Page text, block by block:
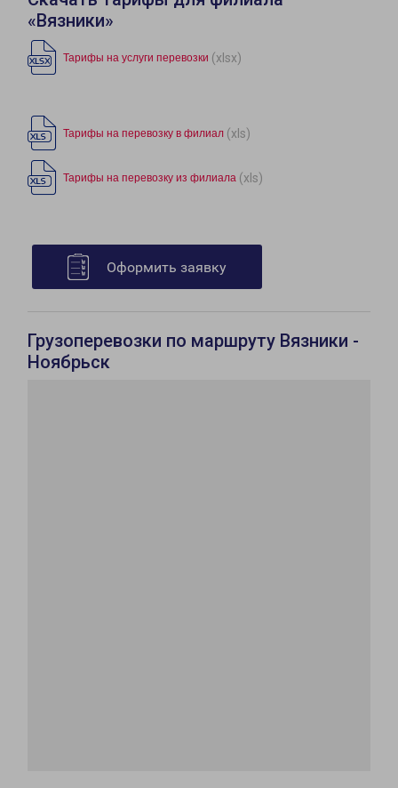
«Вязники»
Тарифы на услуги перевозки (xlsx)
Тарифы на перевозку в филиал (xls)
Тарифы на перевозку из филиала (xls)
Оформить заявку
Грузоперевозки по маршруту Вязники -
Ноябрьск